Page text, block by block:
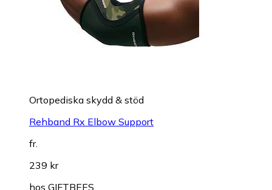
Ortopediska skydd & stöd
Rehband Rx Elbow Support
fr.
239 kr
hos GIFTBEES